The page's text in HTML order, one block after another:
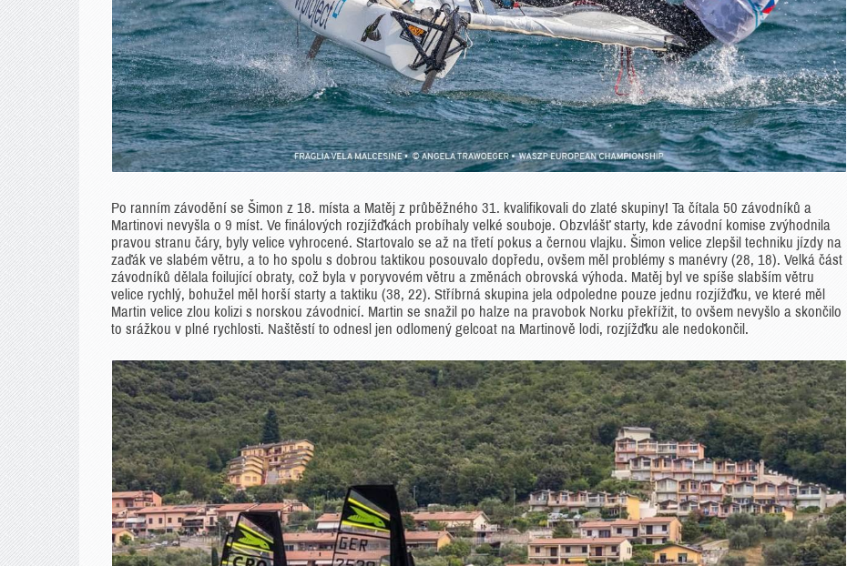
Po ranním závodění se Šimon z 18. místa a Matěj z průběžného 31. kvalifikovali do zlaté skupiny! Ta čítala 50 závodníků a
Martinovi nevyšla o 9 míst. Ve finálových rozjížďkách probíhaly velké souboje. Obzvlášť starty, kde závodní komise zvýhodnila
pravou stranu čáry, byly velice vyhrocené. Startovalo se až na třetí pokus a černou vlajku. Šimon velice zlepšil techniku jízdy na
zaďák ve slabém větru, a to ho spolu s dobrou taktikou posouvalo dopředu, ovšem měl problémy s manévry (28, 18). Velká část
závodníků dělala foilující obraty, což byla v poryvovém větru a změnách obrovská výhoda. Matěj byl ve spíše slabším větru
velice rychlý, bohužel měl horší starty a taktiku (38, 22). Stříbrná skupina jela odpoledne pouze jednu rozjížďku, ve které měl
Martin velice zlou kolizi s norskou závodnicí. Martin se snažil po halze na pravobok Norku překřížit, to ovšem nevyšlo a skončilo
to srážkou v plné rychlosti. Naštěstí to odnesl jen odlomený gelcoat na Martinově lodi, rozjížďku ale nedokončil.